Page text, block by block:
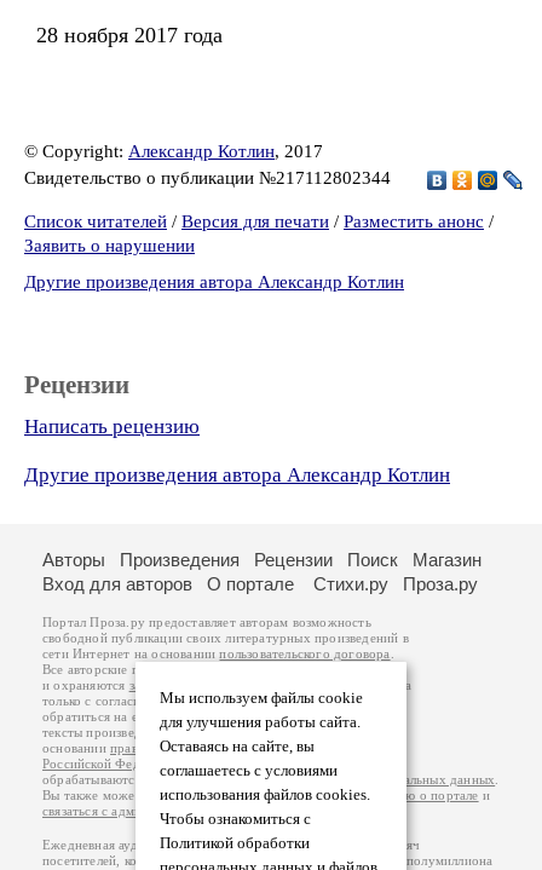
28 ноября 2017 года
© Copyright: Александр Котлин, 2017
Свидетельство о публикации №217112802344
Список читателей / Версия для печати / Разместить анонс /
Заявить о нарушении
Другие произведения автора Александр Котлин
Рецензии
Написать рецензию
Другие произведения автора Александр Котлин
Мы используем файлы cookie
для улучшения работы сайта.
Оставаясь на сайте, вы
соглашаетесь с условиями
использования файлов cookies.
Чтобы ознакомиться с
Политикой обработки
Авторы Произведения Рецензии Поиск
Магазин
Вход для авторов
О портале Стихи.ру Проза.ру
Портал Проза.ру предоставляет авторам возможность
свободной публикации своих литературных произведений в
сети Интернет на основаниипользовательского договора
Все авторские права на произведения принадлежат авторам
и охраняются законом
. Перепечатка произведений возможна
только с согласия его автора, к которому вы можете
обратиться на его авторской странице. Ответственность за
тексты произведений авторы несут самостоятельно на
основанииправил публикацииизаконодательства
Российской Федерации
обрабатываются на основанииПолитики обработки персональных данных
Вы также можете посмотреть более подробнуюинформацию о портале и
связаться с администрацией
Ежедневная аудитория портала Проза.ру – порядка 100 тысяч
посетителей, которые в общей сумме просматривают более полумиллиона